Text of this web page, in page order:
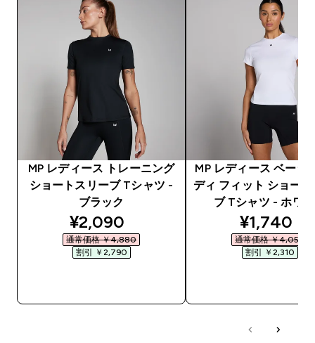
MP レディース トレーニング
ショートスリーブ Tシャツ -
ブラック
discounted price
¥2,090‎
通常価格 ￥4,880‎
割引 ￥2,790‎
MP レディース ベーシ
ディ フィット ショー
ブ Tシャツ - ホワ
¥1,740‎
通常価格 ￥4,050‎
割引 ￥2,310‎